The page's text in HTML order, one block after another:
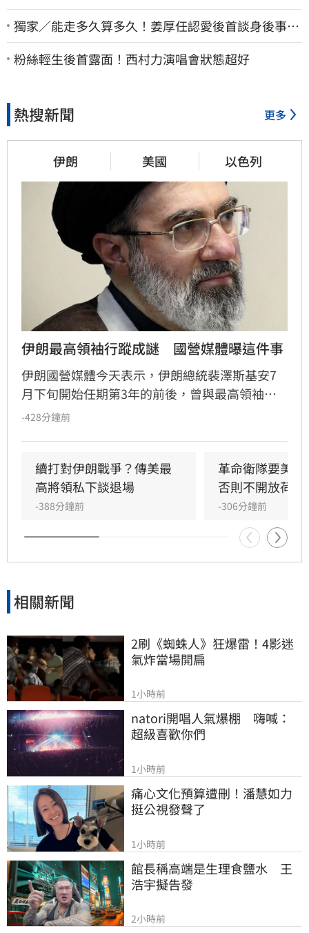
獨家／能走多久算多久！姜厚任認愛後首談身後事
「遺囑進度」曝光
粉絲輕生後首露面！西村力演唱會狀態超好
熱搜新聞 更多
伊朗 美國 以色列
伊朗最高領袖行蹤成謎　國營媒體曝這件事
伊朗國營媒體今天表示，伊朗總統裴澤斯基安7
月下旬開始任期第3年的前後，曾與最高領袖穆
吉塔巴‧哈米尼會面。穆吉塔巴3月接替父親出
-428分鐘前
續打對伊朗戰爭？傳美最
高將領私下談退場
-388分鐘前
革命衛隊要美
否則不開放荷莫
-306分鐘前
相關新聞
2刷《蜘蛛人》狂爆雷！4影迷
氣炸當場開扁
1小時前
natori開唱人氣爆棚　嗨喊：
超級喜歡你們
1小時前
痛心文化預算遭刪！潘慧如力
挺公視發聲了
1小時前
館長稱高端是生理食鹽水　王
浩宇擬告發
2小時前